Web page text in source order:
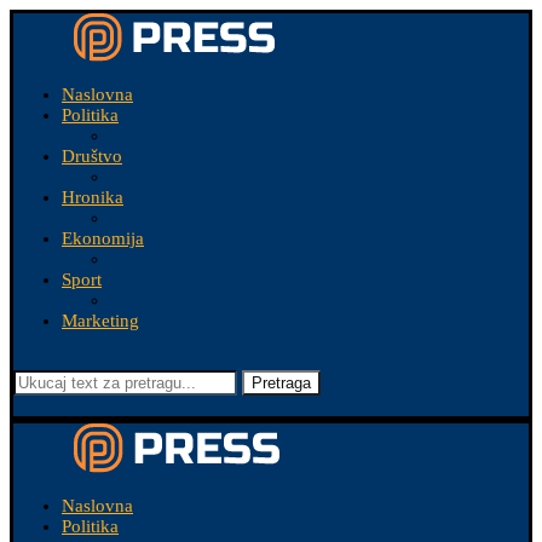
Naslovna
Politika
Društvo
Hronika
Ekonomija
Sport
Marketing
Pretraga
Naslovna
Politika